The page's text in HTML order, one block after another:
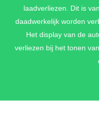
laadverliezen. Dit is
daadwerkelijk worden
Het display van de
verliezen bij het tonen